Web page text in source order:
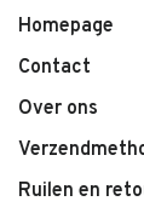
Homepage
Contact
Over ons
Ruilen en